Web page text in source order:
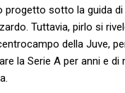
progetto sotto la guida
⁣Tuttavia, pirlo si
della Juve,
la Serie A‍ per anni e ‌di